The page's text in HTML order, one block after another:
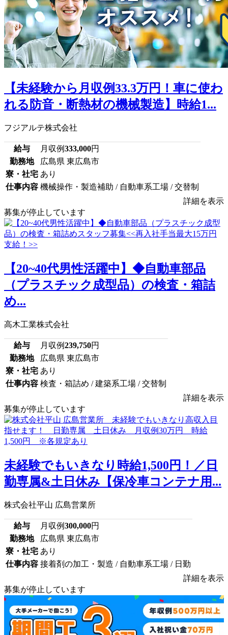
【未経験から月収例33.3万円！車に使わ
れる防音・断熱材の機械製造】時給1...
フジアルテ株式会社
給与 月収例333,000円
勤務地
広島県 東広島市
寮・社宅 あり
仕事内容 機械操作・製造補助 / 自動車系工場 / 交替制
詳細を表示
募集が停止しています
【20~40代男性活躍中】◆自動車部品
（プラスチック成型品）の検査・箱詰
め...
高木工業株式会社
給与 月収例239,750円
勤務地
広島県 東広島市
寮・社宅 あり
仕事内容 検査・箱詰め / 建築系工場 / 交替制
詳細を表示
募集が停止しています
未経験でもいきなり時給1,500円！／日
勤専属&土日休み【保冷車コンテナ用...
株式会社平山 広島営業所
給与 月収例300,000円
勤務地
広島県 東広島市
寮・社宅 あり
仕事内容 接着剤の加工・製造 / 自動車系工場 / 日勤
詳細を表示
募集が停止しています